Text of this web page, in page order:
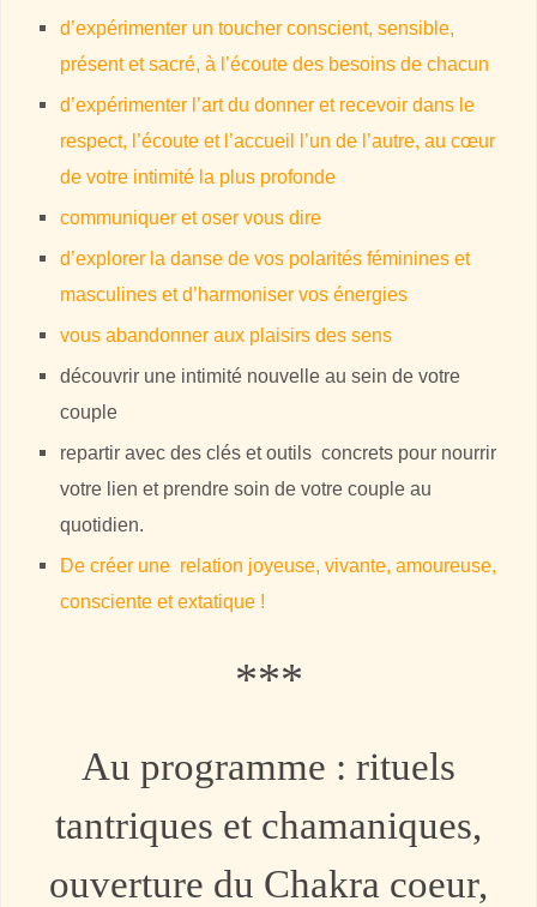
d’expérimenter un toucher conscient, sensible,
présent et sacré, à l’écoute des besoins de chacun
d’expérimenter l’art du donner et recevoir dans le
respect, l’écoute et l’accueil l’un de l’autre, au cœur
de votre intimité la plus profonde
communiquer et oser vous dire
d’explorer la danse de vos polarités féminines et
masculines et d’harmoniser vos énergies
vous abandonner aux plaisirs des sens
découvrir une intimité nouvelle au sein de votre
couple
repartir avec des clés et outils concrets pour nourrir
votre lien et prendre soin de votre couple au
quotidien.
De créer une relation joyeuse, vivante, amoureuse,
consciente et extatique !
***
Au programme : rituels
tantriques et chamaniques,
ouverture du Chakra coeur,